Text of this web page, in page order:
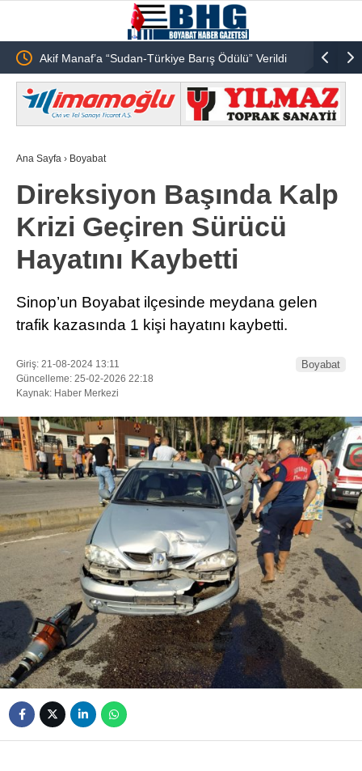
Dijital Akif Manaf’a “Sudan-Türkiye Barış Ödülü” Verildi Emekli
Ana Sayfa › Boyabat
Direksiyon Başında Kalp
Krizi Geçiren Sürücü
Hayatını Kaybetti
Sinop’un Boyabat ilçesinde meydana gelen
trafik kazasında 1 kişi hayatını kaybetti.
Giriş: 21-08-2024 13:11
Güncelleme: 25-02-2026 22:18
Kaynak: Haber Merkezi
Boyabat